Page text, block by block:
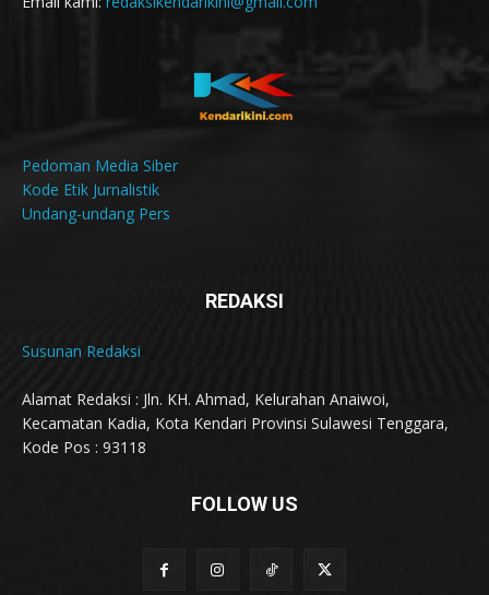
Pedoman Media Siber
Kode Etik Jurnalistik
Undang-undang Pers
REDAKSI
Susunan Redaksi
Alamat Redaksi : Jln. KH. Ahmad, Kelurahan Anaiwoi,
Kecamatan Kadia, Kota Kendari Provinsi Sulawesi Tenggara,
Kode Pos : 93118
FOLLOW US